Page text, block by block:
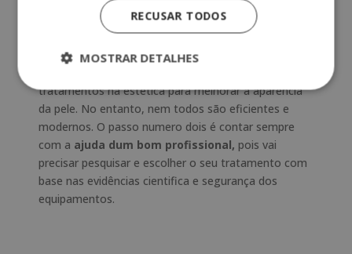
Qual é o melhor procedimento para mim?
O primeiro passo para escolher oprocedimento
corporal correto é dar uma olhada as suas
necessidades, pois dependendo dos resultados o
tratamentos na estética para melhorar a aparência
da pele. No entanto, nem todos são eficientes e
modernos. O passo numero dois é contar sempre
com a ajuda dum bom profissional, pois vai
precisar pesquisar e escolher o seu tratamento com
base nas evidências cientifica e segurança dos
equipamentos.
RECUSAR TODOS
MOSTRAR DETALHES